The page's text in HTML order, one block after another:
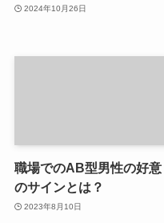
2024年10月26日
職場でのAB型男性の好意
のサインとは？
2023年8月10日